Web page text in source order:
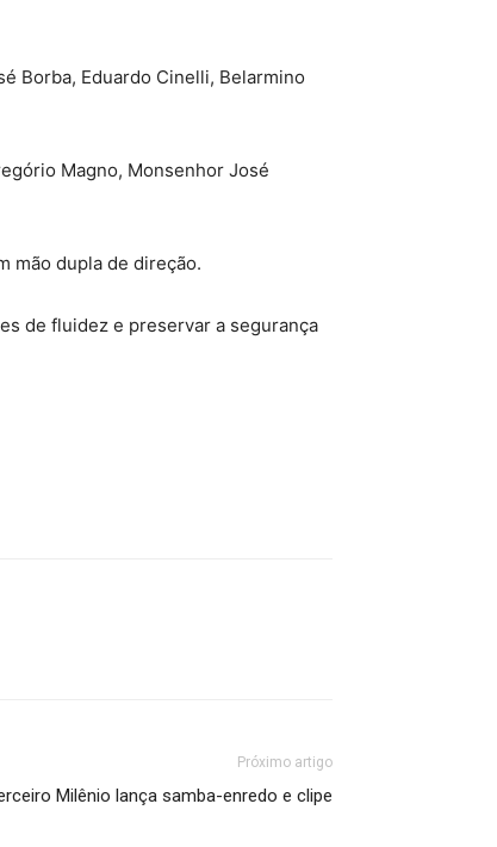
Borba, Eduardo Cinelli, Belarmino
Magno, Monsenhor José
mão dupla de direção.
de fluidez e preservar a segurança
Próximo artigo
Milênio lança samba-enredo e clipe